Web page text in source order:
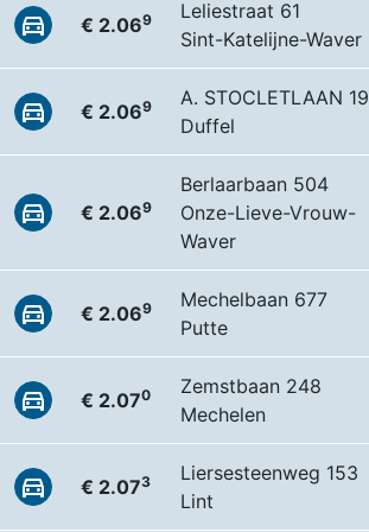
€ 2.069
Leliestraat 61
Sint-Katelijne-Waver
€ 2.069
A. STOCLETLAAN 19
Duffel
€ 2.069
Berlaarbaan 504
Onze-Lieve-Vrouw-
Waver
€ 2.069
Mechelbaan 677
Putte
€ 2.070
Zemstbaan 248
Mechelen
€ 2.073
Liersesteenweg 153
Lint